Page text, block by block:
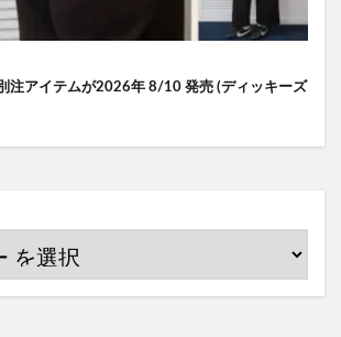
注アイテムが2026年 8/10 発売 (ディッキーズ